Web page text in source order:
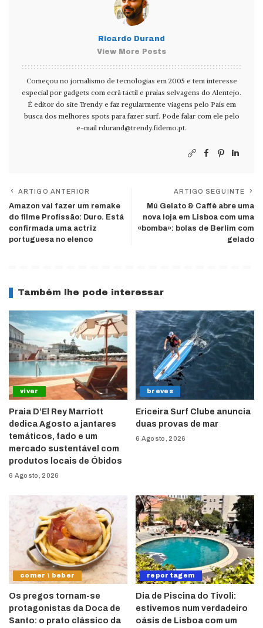
Ricardo Durand
View More Posts
Começou no jornalismo de tecnologias em 2005 e tem interesse
especial por gadgets com ecrã táctil e praias selvagens do Alentejo.
É editor do site Trendy e faz regularmente viagens pelo País em
busca dos melhores spots para fazer surf. Pode falar com ele pelo
e-mail rdurand@trendy.fidemo.pt.
ARTIGO ANTERIOR
Amazon vai fazer um remake
do filme Profissão: Duro. Está
confirmada uma actriz
portuguesa no elenco
ARTIGO SEGUINTE
Mú Gelato & Caffè abre uma
nova loja em Lisboa com uma
«bomba»: bolas de Berlim com
gelado
Também lhe pode interessar
viver
Praia D’El Rey Marriott
dedica Agosto a jantares
temáticos, fado e um
mercado sustentável com
produtos locais de Óbidos
6 Agosto, 2026
breves
Ericeira Surf Clube anuncia
duas provas de mar
6 Agosto, 2026
comer \ beber
Os pregos tornam-se
protagonistas da Doca de
Santo: o prato clássico da
reportagem
Dia de Piscina do Tivoli:
estivemos num verdadeiro
oásis de Lisboa com um